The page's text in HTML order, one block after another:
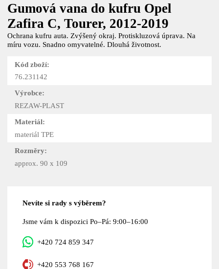
Gumová vana do kufru Opel
Zafira C, Tourer, 2012-2019
Ochrana kufru auta. Zvýšený okraj. Protiskluzová úprava. Na
míru vozu. Snadno omyvatelné. Dlouhá životnost.
Kód zboží:
76.231142
Výrobce:
REZAW-PLAST
Materiál:
materiál TPE
Rozměry:
approx. 90 x 109
Nevíte si rady s výběrem?
Jsme vám k dispozici Po–Pá: 9:00–16:00
+420 724 859 347
+420 553 768 167